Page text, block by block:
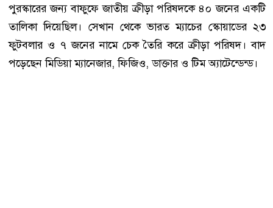
পুরস্কারের জন্য বাফুফে জাতীয় ক্রীড়া পরিষদকে ৪০ জনের একটি
তালিকা দিয়েছিল। সেখান থেকে ভারত ম্যাচের স্কোয়াডের ২৩
ফুটবলার ও ৭ জনের নামে চেক তৈরি করে ক্রীড়া পরিষদ। বাদ
পড়েছেন মিডিয়া ম্যানেজার, ফিজিও, ডাক্তার ও টিম অ্যাটেন্ডেন্ড।